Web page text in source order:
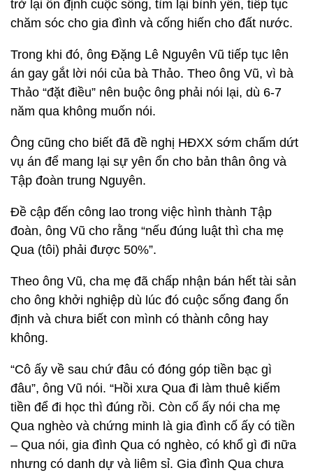
trở lại ổn định cuộc sống, tìm lại bình yên, tiếp tục
chăm sóc cho gia đình và cống hiến cho đất nước.
Trong khi đó, ông Đặng Lê Nguyên Vũ tiếp tục lên
án gay gắt lời nói của bà Thảo. Theo ông Vũ, vì bà
Thảo “đặt điều” nên buộc ông phải nói lại, dù 6-7
năm qua không muốn nói.
Ông cũng cho biết đã đề nghị HĐXX sớm chấm dứt
vụ án để mang lại sự yên ổn cho bản thân ông và
Tập đoàn trung Nguyên.
Đề cập đến công lao trong việc hình thành Tập
đoàn, ông Vũ cho rằng “nếu đúng luật thì cha mẹ
Qua (tôi) phải được 50%”.
Theo ông Vũ, cha mẹ đã chấp nhận bán hết tài sản
cho ông khởi nghiệp dù lúc đó cuộc sống đang ổn
định và chưa biết con mình có thành công hay
không.
“Cô ấy về sau chứ đâu có đóng góp tiền bạc gì
đâu”, ông Vũ nói. “Hồi xưa Qua đi làm thuê kiếm
tiền để đi học thì đúng rồi. Còn cố ấy nói cha mẹ
Qua nghèo và chứng minh là gia đình cố ấy có tiền
– Qua nói, gia đình Qua có nghèo, có khổ gì đi nữa
nhưng có danh dự và liêm sỉ. Gia đình Qua chưa